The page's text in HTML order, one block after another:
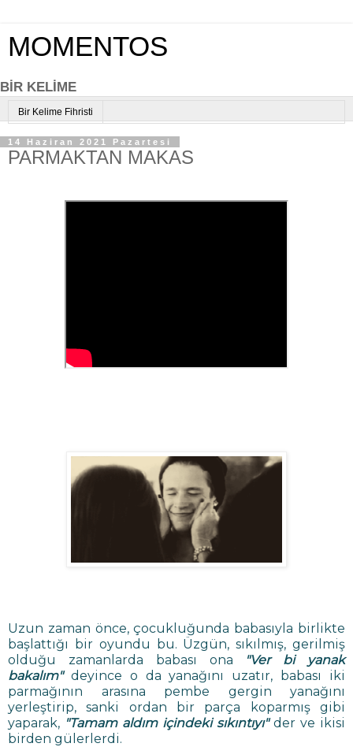
MOMENTOS
BİR KELİME
Bir Kelime Fihristi
14 Haziran 2021 Pazartesi
PARMAKTAN MAKAS
Uzun zaman önce, çocukluğunda babasıyla birlikte
başlattığı bir oyundu bu. Üzgün, sıkılmış, gerilmiş
olduğu zamanlarda babası ona
"Ver bi yanak
bakalım"deyince o da yanağını uzatır, babası iki
parmağının arasına pembe gergin yanağını
yerleştirip, sanki ordan bir parça koparmış gibi
yaparak, "Tamam aldım içindeki sıkıntıyı"der ve ikisi
birden gülerlerdi.